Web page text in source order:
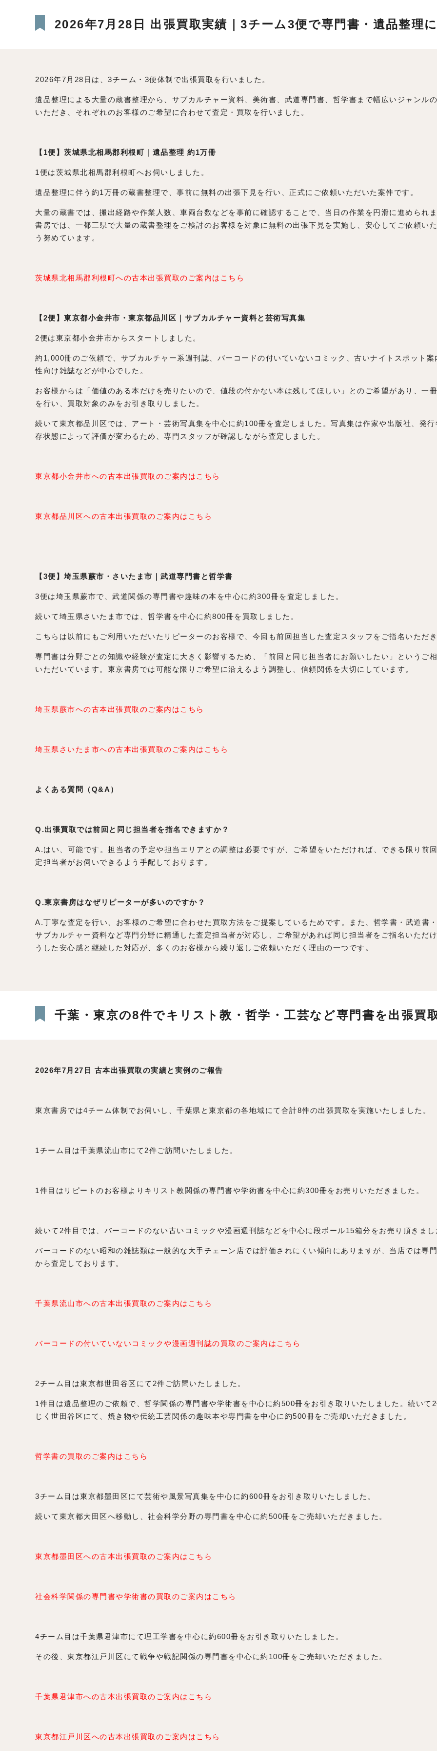
2026年7月28日 出張買取実績｜3チーム3便で専門書・遺品整理
2026年7月28日は、3チーム・3便体制で出張買取を行いました。
遺品整理による大量の蔵書整理から、サブカルチャー資料、美術書、武道専門書、哲学書まで幅広いジャンル
いただき、それぞれのお客様のご希望に合わせて査定・買取を行いました。
【1便】茨城県北相馬郡利根町｜遺品整理 約1万冊
1便は茨城県北相馬郡利根町へお伺いしました。
遺品整理に伴う約1万冊の蔵書整理で、事前に無料の出張下見を行い、正式にご依頼いただいた案件です。
大量の蔵書では、搬出経路や作業人数、車両台数などを事前に確認することで、当日の作業を円滑に進められ
書房では、一都三県で大量の蔵書整理をご検討のお客様を対象に無料の出張下見を実施し、安心してご依頼い
う努めています。
茨城県北相馬郡利根町への古本出張買取のご案内はこちら
【2便】東京都小金井市・東京都品川区｜サブカルチャー資料と芸術写真集
2便は東京都小金井市からスタートしました。
約1,000冊のご依頼で、サブカルチャー系週刊誌、バーコードの付いていないコミック、古いナイトスポット案
性向け雑誌などが中心でした。
お客様からは「価値のある本だけを売りたいので、値段の付かない本は残してほしい」とのご希望があり、一
を行い、買取対象のみをお引き取りしました。
続いて東京都品川区では、アート・芸術写真集を中心に約100冊を査定しました。写真集は作家や出版社、発行
存状態によって評価が変わるため、専門スタッフが確認しながら査定しました。
東京都小金井市への古本出張買取のご案内はこちら
東京都品川区への古本出張買取のご案内はこちら
【3便】埼玉県蕨市・さいたま市｜武道専門書と哲学書
3便は埼玉県蕨市で、武道関係の専門書や趣味の本を中心に約300冊を査定しました。
続いて埼玉県さいたま市では、哲学書を中心に約800冊を買取しました。
こちらは以前にもご利用いただいたリピーターのお客様で、今回も前回担当した査定スタッフをご指名いただき
専門書は分野ごとの知識や経験が査定に大きく影響するため、「前回と同じ担当者にお願いしたい」というご相
いただいています。東京書房では可能な限りご希望に沿えるよう調整し、信頼関係を大切にしています。
埼玉県蕨市への古本出張買取のご案内はこちら
埼玉県さいたま市への古本出張買取のご案内はこちら
よくある質問（Q&A）
Q.出張買取では前回と同じ担当者を指名できますか？
A.はい、可能です。担当者の予定や担当エリアとの調整は必要ですが、ご希望をいただければ、できる限り前
定担当者がお伺いできるよう手配しております。
Q.東京書房はなぜリピーターが多いのですか？
A.丁寧な査定を行い、お客様のご希望に合わせた買取方法をご提案しているためです。また、哲学書・武道書・
サブカルチャー資料など専門分野に精通した査定担当者が対応し、ご希望があれば同じ担当者をご指名いただ
うした安心感と継続した対応が、多くのお客様から繰り返しご依頼いただく理由の一つです。
千葉・東京の8件でキリスト教・哲学・工芸など専門書を出張買
2026年7月27日 古本出張買取の実績と実例のご報告
東京書房では4チーム体制でお伺いし、千葉県と東京都の各地域にて合計8件の出張買取を実施いたしました。
1チーム目は千葉県流山市にて2件ご訪問いたしました。
1件目はリピートのお客様よりキリスト教関係の専門書や学術書を中心に約300冊をお売りいただきました。
続いて2件目では、バーコードのない古いコミックや漫画週刊誌などを中心に段ボール15箱分をお売り頂きまし
バーコードのない昭和の雑誌類は一般的な大手チェーン店では評価されにくい傾向にありますが、当店では専
から査定しております。
千葉県流山市への古本出張買取のご案内はこちら
バーコードの付いていないコミックや漫画週刊誌の買取のご案内はこちら
2チーム目は東京都世田谷区にて2件ご訪問いたしました。
1件目は遺品整理のご依頼で、哲学関係の専門書や学術書を中心に約500冊をお引き取りいたしました。続いて
じく世田谷区にて、焼き物や伝統工芸関係の趣味本や専門書を中心に約500冊をご売却いただきました。
哲学書の買取のご案内はこちら
3チーム目は東京都墨田区にて芸術や風景写真集を中心に約600冊をお引き取りいたしました。
続いて東京都大田区へ移動し、社会科学分野の専門書を中心に約500冊をご売却いただきました。
東京都墨田区への古本出張買取のご案内はこちら
社会科学関係の専門書や学術書の買取のご案内はこちら
4チーム目は千葉県君津市にて理工学書を中心に約600冊をお引き取りいたしました。
その後、東京都江戸川区にて戦争や戦記関係の専門書を中心に約100冊をご売却いただきました。
千葉県君津市への古本出張買取のご案内はこちら
東京都江戸川区への古本出張買取のご案内はこちら